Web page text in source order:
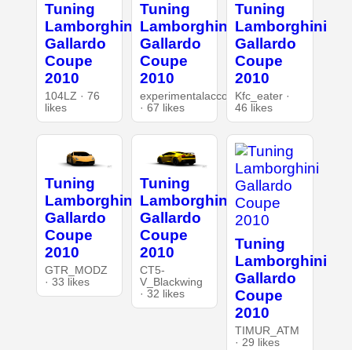
Tuning
Lamborghini
Gallardo
Coupe
2010
104LZ · 76
likes
Tuning
Lamborghini
Gallardo
Coupe
2010
experimentalaccount
· 67 likes
Tuning
Lamborghini
Gallardo
Coupe
2010
Kfc_eater ·
46 likes
Tuning
Lamborghini
Gallardo
Coupe
2010
GTR_MODZ
· 33 likes
Tuning
Lamborghini
Gallardo
Coupe
2010
CT5-
V_Blackwing
· 32 likes
Tuning
Lamborghini
Gallardo
Coupe
2010
TIMUR_ATM
· 29 likes